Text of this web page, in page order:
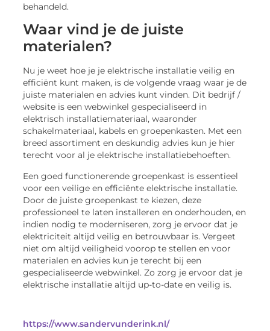
behandeld.
Waar vind je de juiste
materialen?
Nu je weet hoe je je elektrische installatie veilig en
efficiënt kunt maken, is de volgende vraag waar je de
juiste materialen en advies kunt vinden. Dit bedrijf /
website is een webwinkel gespecialiseerd in
elektrisch installatiemateriaal, waaronder
schakelmateriaal, kabels en groepenkasten. Met een
breed assortiment en deskundig advies kun je hier
terecht voor al je elektrische installatiebehoeften.
Een goed functionerende groepenkast is essentieel
voor een veilige en efficiënte elektrische installatie.
Door de juiste groepenkast te kiezen, deze
professioneel te laten installeren en onderhouden, en
indien nodig te moderniseren, zorg je ervoor dat je
elektriciteit altijd veilig en betrouwbaar is. Vergeet
niet om altijd veiligheid voorop te stellen en voor
materialen en advies kun je terecht bij een
gespecialiseerde webwinkel. Zo zorg je ervoor dat je
elektrische installatie altijd up-to-date en veilig is.
https://www.sandervunderink.nl/